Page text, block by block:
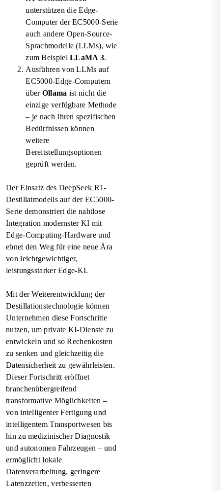
unterstützen die Edge-
Computer der EC5000-Serie
auch andere Open-Source-
Sprachmodelle (LLMs), wie
zum BeispielLLaMA 3.
Ausführen von LLMs auf
EC5000-Edge-Computern
über Ollama ist nicht die
einzige verfügbare Methode
– je nach Ihren spezifischen
Bedürfnissen können
weitere
Bereitstellungsoptionen
geprüft werden.
Der Einsatz des DeepSeek R1-
Destillatmodells auf der EC5000-
Serie demonstriert die nahtlose
Integration modernster KI mit
Edge-Computing-Hardware und
ebnet den Weg für eine neue Ära
von leichtgewichtiger,
leistungsstarker Edge-KI.
Mit der Weiterentwicklung der
Destillationstechnologie können
Unternehmen diese Fortschritte
nutzen, um private KI-Dienste zu
entwickeln und so Rechenkosten
zu senken und gleichzeitig die
Datensicherheit zu gewährleisten.
Dieser Fortschritt eröffnet
branchenübergreifend
transformative Möglichkeiten –
von intelligenter Fertigung und
intelligentem Transportwesen bis
hin zu medizinischer Diagnostik
und autonomen Fahrzeugen – und
ermöglicht lokale
Datenverarbeitung, geringere
Latenzzeiten, verbesserten